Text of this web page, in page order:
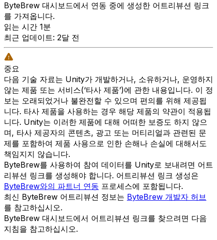
ByteBrew 대시보드에서 연동 중에 생성한 어트리뷰션 링크
를 가져옵니다.
읽는 시간 1분
최근 업데이트: 2달 전
중요
다음 기술 자료는 Unity가 개발하거나, 소유하거나, 운영하지
않는 제품 또는 서비스(‘타사 제품’)에 관한 내용입니다. 이 정
보는 오래되었거나 불완전할 수 있으며 편의를 위해 제공됩
니다. 타사 제품을 사용하는 경우 해당 제품의 약관이 적용됩
니다. Unity는 이러한 제품에 대해 어떠한 보증도 하지 않으
며, 타사 제공자의 콘텐츠, 광고 또는 머티리얼과 관련된 문
제를 포함하여 제품 사용으로 인한 손해나 손실에 대해서도
책임지지 않습니다.
ByteBrew를 사용하여 참여 데이터를 Unity로 보내려면 어트
리뷰션 링크를 생성해야 합니다. 어트리뷰션 링크 생성은
ByteBrew와의 파트너 연동 프로세스에 포함됩니다.
최신 ByteBrew 어트리뷰션 정보는 ByteBrew 개발자 허브
를 참고하십시오.
ByteBrew 대시보드에서 어트리뷰션 링크를 찾으려면 다음
지침을 참고하십시오.